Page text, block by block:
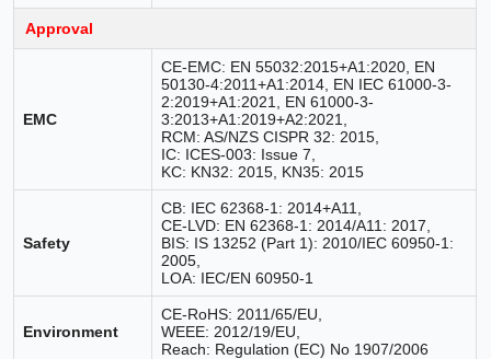
Approval
EMC
CE-EMC: EN 55032:2015+A1:2020, EN
50130-4:2011+A1:2014, EN IEC 61000-3-
2:2019+A1:2021, EN 61000-3-
3:2013+A1:2019+A2:2021,
RCM: AS/NZS CISPR 32: 2015,
IC: ICES-003: Issue 7,
KC: KN32: 2015, KN35: 2015
Safety
CB: IEC 62368-1: 2014+A11,
CE-LVD: EN 62368-1: 2014/A11: 2017,
BIS: IS 13252 (Part 1): 2010/IEC 60950-1:
2005,
LOA: IEC/EN 60950-1
Environment
CE-RoHS: 2011/65/EU,
WEEE: 2012/19/EU,
Reach: Regulation (EC) No 1907/2006